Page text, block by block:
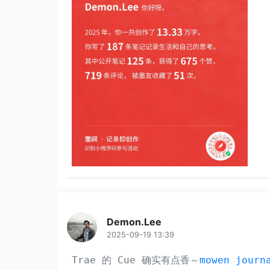
Demon.Lee
2025-09-19 13:39
Trae 的 Cue 确实有点香～mowen